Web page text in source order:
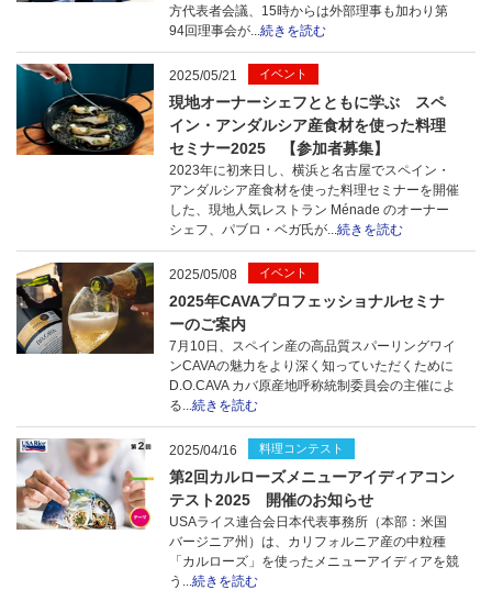
方代表者会議、15時からは外部理事も加わり第
94回理事会が...続きを読む
2025/05/21 イベント
現地オーナーシェフとともに学ぶ スペ
イン・アンダルシア産食材を使った料理
セミナー2025 【参加者募集】
2023年に初来日し、横浜と名古屋でスペイン・
アンダルシア産食材を使った料理セミナーを開催
した、現地人気レストラン Ménade のオーナー
シェフ、パブロ・ベガ氏が...続きを読む
2025/05/08 イベント
2025年CAVAプロフェッショナルセミナ
ーのご案内
7月10日、スペイン産の高品質スパーリングワイ
ンCAVAの魅力をより深く知っていただくために
D.O.CAVA カバ原産地呼称統制委員会の主催によ
る...続きを読む
2025/04/16 料理コンテスト
第2回カルローズメニューアイディアコン
テスト2025 開催のお知らせ
USAライス連合会日本代表事務所（本部：米国
バージニア州）は、カリフォルニア産の中粒種
「カルローズ」を使ったメニューアイディアを競
う...続きを読む